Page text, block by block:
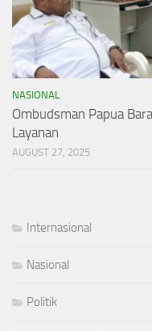
NASIONAL
Ombudsman Papua
Layanan
AUGUST 27, 2025
Internasional
Nasional
Politik